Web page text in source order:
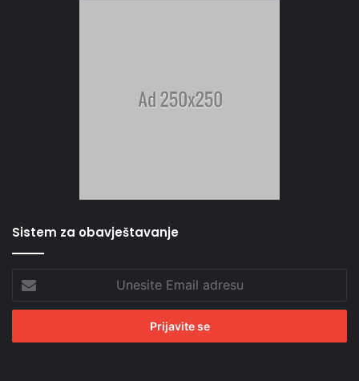
Sistem za obavještavanje
Email
adresu